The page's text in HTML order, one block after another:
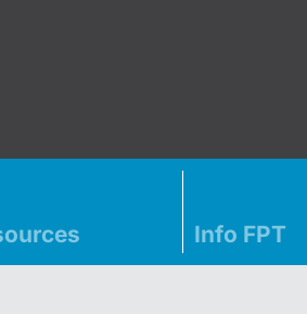
Info FPT